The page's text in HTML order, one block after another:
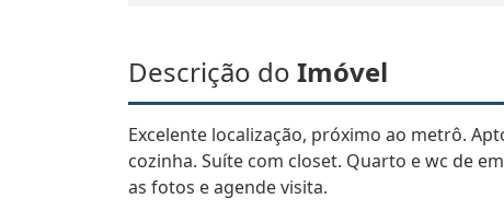
Descrição do Imóvel
Excelente localização, próximo ao metrô.
cozinha. Suíte com closet. Quarto e wc de
as fotos e agende visita.